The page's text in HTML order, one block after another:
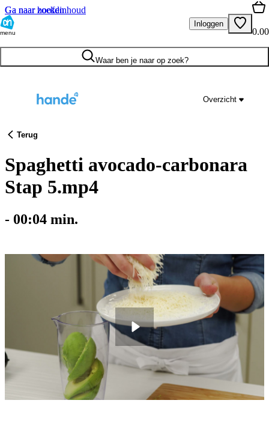
Ga naar hoofdinhoud
Ga naar zoeken
menu
Inloggen
0.00
Waar ben je naar op zoek?
Overzicht
Terug
Spaghetti avocado-carbonara
Stap 5.mp4
- 00:04 min.